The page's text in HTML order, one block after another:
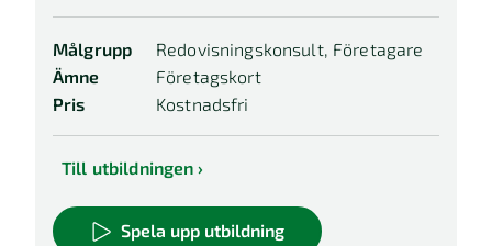
Målgrupp
Redovisningskonsult, Företagare
Ämne
Företagskort
Pris
Kostnadsfri
Till utbildningen
Spela upp utbildning